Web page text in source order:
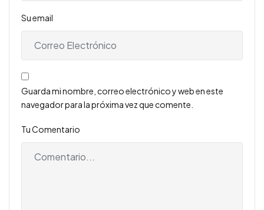
Su email
Guarda mi nombre, correo electrónico y web en este
navegador para la próxima vez que comente.
Tu Comentario